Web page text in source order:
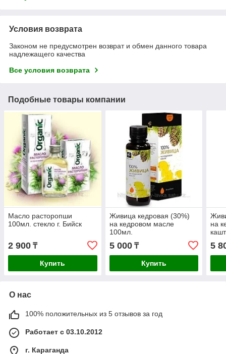
Условия возврата
Законом не предусмотрен возврат и обмен данного товара
надлежащего качества
Все условия возврата
Подобные товары компании
Масло расторопши
100мл. стекло г. Бийск
2 900 ₸
Купить
Живица кедровая (30%)
на кедровом масле
100мл.
5 000₸
Купить
на
5
О нас
100% положительных из 5 отзывов за год
Работает с 03.10.2012
г. Караганда